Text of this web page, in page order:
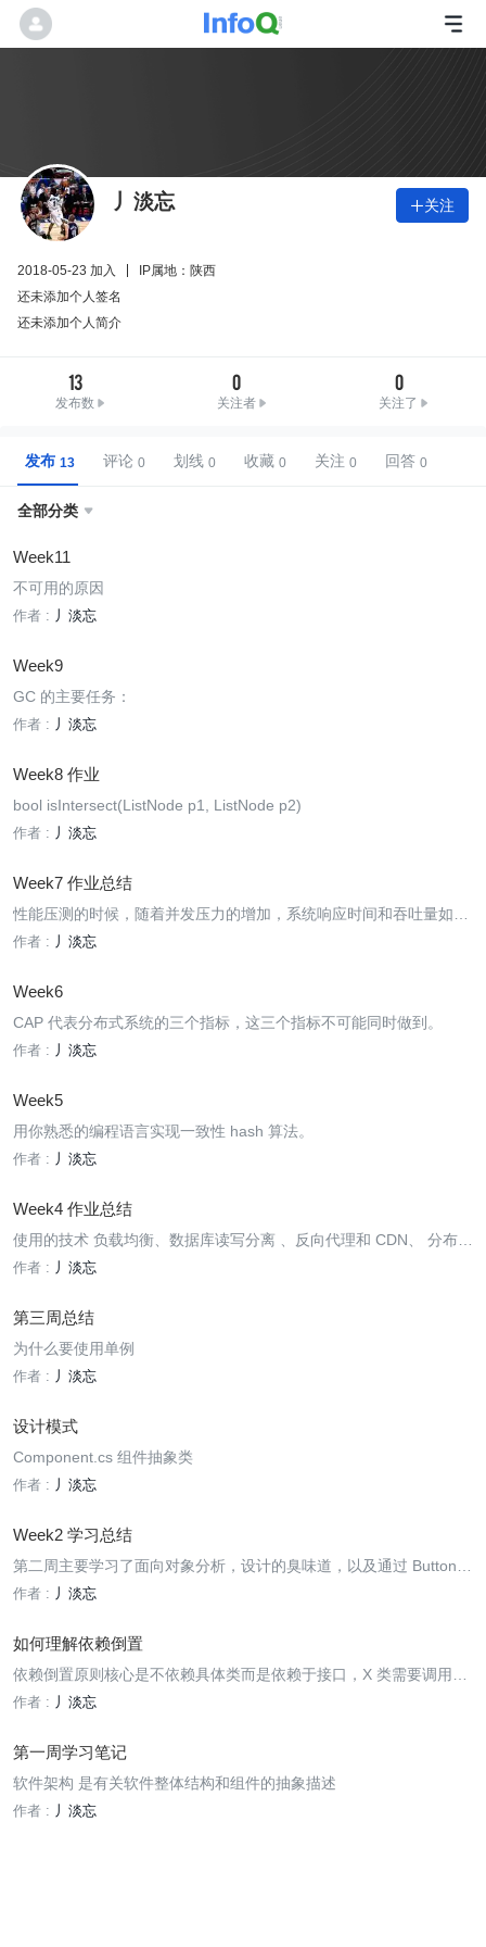
丿淡忘 关注
2018-05-23 加入
IP属地：陕西
还未添加个人签名
还未添加个人简介
13
发布数
0
关注者
0
关注了
发布 评论 划线 收藏 关注 回答
全部分类 
Week11
不可用的原因
作者 : 丿淡忘
Week9
GC 的主要任务：
作者 : 丿淡忘
Week8 作业
bool isIntersect(ListNode p1, ListNode p2)
作者 : 丿淡忘
Week7 作业总结
性能压测的时候，随着并发压力的增加，系统响应时间和吞吐量如何
变化，为什么
作者 : 丿淡忘
Week6
CAP 代表分布式系统的三个指标，这三个指标不可能同时做到。
作者 : 丿淡忘
Week5
用你熟悉的编程语言实现一致性 hash 算法。
作者 : 丿淡忘
Week4 作业总结
使用的技术 负载均衡、数据库读写分离 、反向代理和 CDN、 分布式
文件系统和数据库 、Nosql 和搜索引擎、业务拆分、微服务和中台化
作者 : 丿淡忘
第三周总结
为什么要使用单例
作者 : 丿淡忘
设计模式
Component.cs 组件抽象类
作者 : 丿淡忘
Week2 学习总结
第二周主要学习了面向对象分析，设计的臭味道，以及通过 Button
的迭代设计优化，学习多态通过设计模式在实际开发中的应用
作者 : 丿淡忘
如何理解依赖倒置
依赖倒置原则核心是不依赖具体类而是依赖于接口，X 类需要调用具
有相同方法的类 A 和类 B，直接调用 X 会和 AB 产生耦合，提取出一
作者 : 丿淡忘
第一周学习笔记
软件架构 是有关软件整体结构和组件的抽象描述
作者 : 丿淡忘